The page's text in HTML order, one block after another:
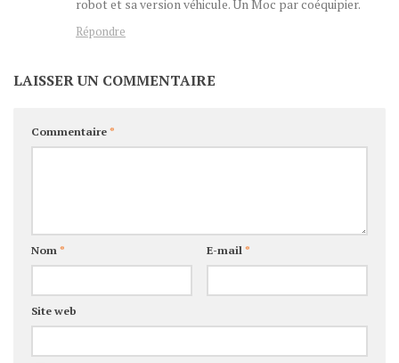
robot et sa version véhicule. Un Moc par coéquipier.
Répondre
LAISSER UN COMMENTAIRE
Commentaire*
Nom* E-mail*
Site web